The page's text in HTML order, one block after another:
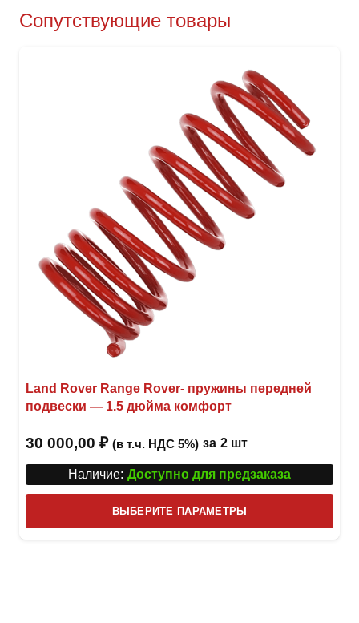
Сопутствующие товары
Land Rover Range Rover- пружины передней
подвески — 1.5 дюйма комфорт
30 000,00 ₽ (в т.ч. НДС 5%) за 2 шт
Наличие: Доступно для предзаказа
ВЫБЕРИТЕ ПАРАМЕТРЫ
товар